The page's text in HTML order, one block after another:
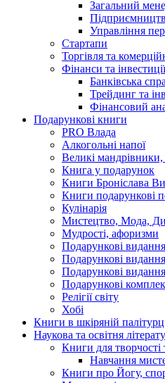
Загальний
Управління
Стартапи
Торгівля та
Фінанси та інвестиції
Банківська
Трейдинг та
Фінансовий
Подарункові книги
PRO Влада
Алкогольні напої
Великі
Книга у подарунок
Книги Броніслава
Книги подарункові
Кулінарія
Мистецтво, Мода,
Мудрості, афоризми
Подарункові
Подарункові
Подарункові
Подарункові
Релігії світу
Хобі
Книги в шкіряній
Наукова та освітня
Книги для творчості
Навчання
Книги про Йогу,